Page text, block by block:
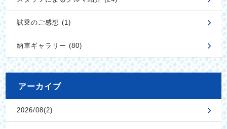
試乗のご感想 (1)
納車ギャラリー (80)
アーカイブ
2026/08(2)